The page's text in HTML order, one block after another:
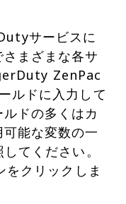
サービスに
まざまな各サ
ZenPac
ルドに入力して
ドの多くはカ
能な変数の一
てください。
をクリックしま